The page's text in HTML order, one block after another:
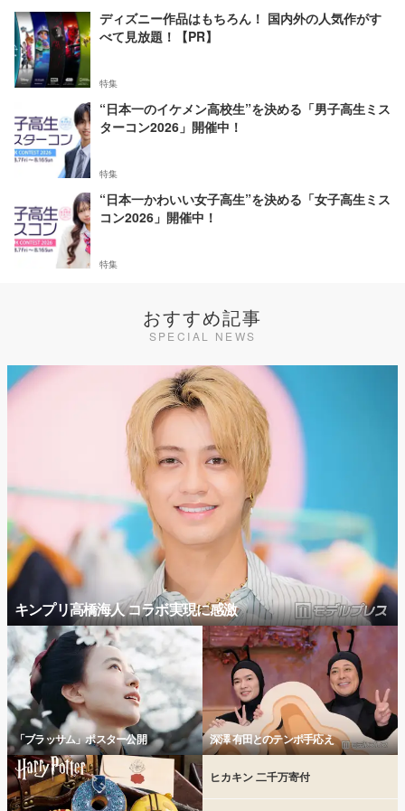
ディズニー作品はもちろん！ 国内外の人気作がす
べて見放題！【PR】
特集
“日本一のイケメン高校生”を決める「男子高生ミス
ターコン2026」開催中！
特集
“日本一かわいい女子高生”を決める「女子高生ミス
コン2026」開催中！
特集
おすすめ記事
SPECIAL NEWS
キンプリ高橋海人 コラボ実現に感激
「ブラッサム」ポスター公開 深澤 有田とのテンポ手応え
ヒカキン 二千万寄付